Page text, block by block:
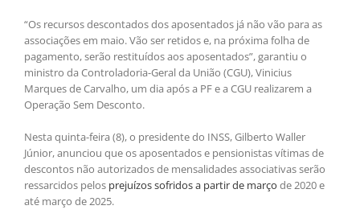
“Os recursos descontados dos aposentados já não vão para as
associações em maio. Vão ser retidos e, na próxima folha de
pagamento, serão restituídos aos aposentados”, garantiu o
ministro da Controladoria-Geral da União (CGU), Vinicius
Marques de Carvalho, um dia após a PF e a CGU realizarem a
Operação Sem Desconto.
Nesta quinta-feira (8), o presidente do INSS, Gilberto Waller
Júnior, anunciou que os aposentados e pensionistas vítimas de
descontos não autorizados de mensalidades associativas serão
ressarcidos pelos prejuízos sofridos a partir de março de 2020 e
até março de 2025.